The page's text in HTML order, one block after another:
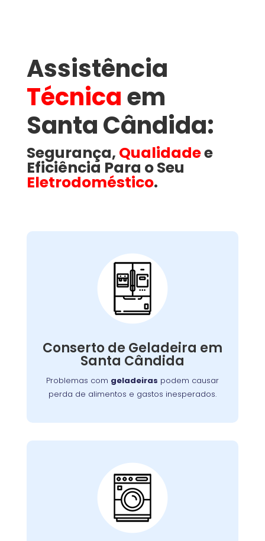
Assistência
Técnicaem
Santa Cândida​:
Segurança, Qualidadee
Eficiência Para o Seu
Eletrodoméstico.
Conserto de Geladeira em
Santa Cândida
Problemas com geladeiras podem causar
perda de alimentos e gastos inesperados.
Conserto de
Galadeira:
Nossos especialistas estão prontos para
ou componentes elétricos, garantindo a
conservação adequada dos alimentos.
Conserto de Lava e
Seca:
Nossa equipe está preparada para resolver